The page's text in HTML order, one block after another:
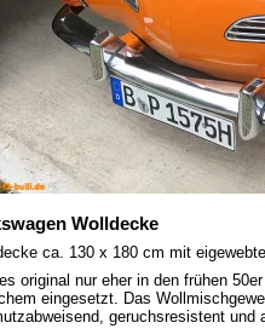
Wolldecke
ca. 130 x 180 cm mit
original nur eher in den frühen
eingesetzt. Das
geruchsresistent und